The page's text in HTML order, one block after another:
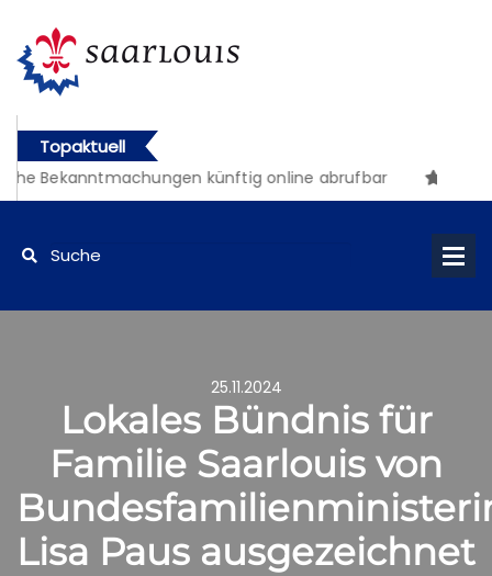
Topaktuell
Bekanntmachungen künftig online abrufbar
25.11.2024
Lokales Bündnis für
Familie Saarlouis von
Lisa Paus ausgezeichnet